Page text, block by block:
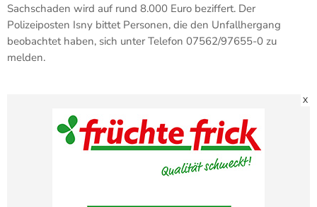
Sachschaden wird auf rund 8.000 Euro beziffert. Der
Polizeiposten Isny bittet Personen, die den Unfallhergang
beobachtet haben, sich unter Telefon 07562/97655-0 zu
melden.
X